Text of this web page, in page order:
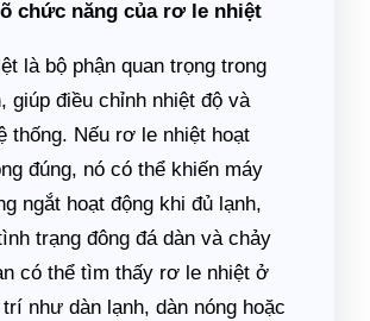
chức năng của rơ le nhiệt
là bộ phận quan trọng trong
giúp điều chỉnh nhiệt độ và
thống. Nếu rơ le nhiệt hoạt
đúng, nó có thể khiến máy
ngắt hoạt động khi đủ lạnh,
trạng đông đá dàn và chảy
có thể tìm thấy rơ le nhiệt ở
như dàn lạnh, dàn nóng hoặc